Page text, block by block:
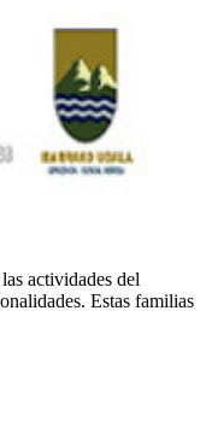
actividades del
Estas familias